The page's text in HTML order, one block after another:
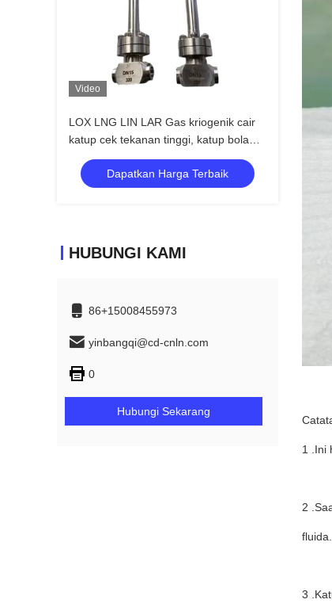
Video
LOX LNG LIN LAR Gas kriogenik cair
katup cek tekanan tinggi, katup bola
PN320 SS304
Dapatkan Harga Terbaik
HUBUNGI KAMI
86+15008455973
yinbangqi@cd-cnln.com
0
Hubungi Sekarang
1 .Ini
2
fluida.
3